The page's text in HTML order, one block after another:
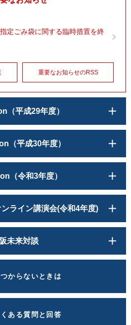
定ごみ袋に関する臨時措置を終
重要なお知らせのRSS
（平成29年度）
（平成30年度）
（令和3年度）
ライン講演会(令和4年度)
未来対談
つからないときは
くある質問と回答